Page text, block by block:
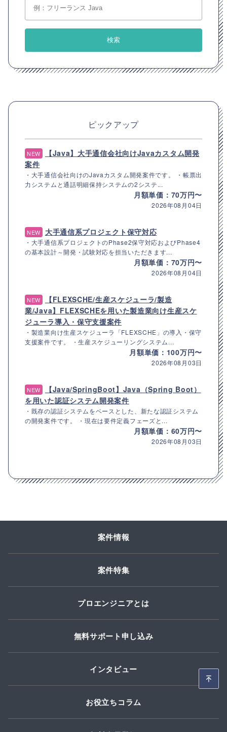
ピックアップ
NEW
【Java】大手通信会社向けJavaカスタム開発
案件
・大手通信会社向けのJavaカスタム開発案件です。 ・帳票出
力システムと通話明細保持システムの2システ...
月額単価：70万円〜
2026年08月04日
NEW 大手通信系プロジェクト保守対応
・大手通信系プロジェクトのPhase2保守対応およびPhase4
の基本設計～開発・試験対応を担当いただきます...
月額単価：70万円〜
2026年08月04日
NEW
【FLEXSCHE/生産スケジューラ/製造
業/Java】FLEXSCHEを用いた製造業向け生産スケ
ジューラ導入・保守支援案件
・製造業向け生産スケジューラ「FLEXSCHE」の導入・保守
支援案件です。 ・生産スケジューリングシステム...
月額単価：100万円〜
2026年08月03日
NEW
【Java/SpringBoot】Java（Spring Boot）
を用いた認証システム開発案件
・既存の認証システムをベースとした、新たな認証システム
の開発案件です。 ・現在は要件定義フェーズと...
月額単価：60万円〜
2026年08月03日
案件情報
案件特集
プロエンジニアとは
無料サポート申し込み
インタビュー
お役立ちコラム